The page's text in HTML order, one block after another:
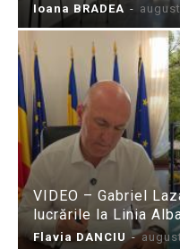
Ioana BRADEA -
VIDEO – Gabriel
lucrările la Linia
Flavia DANCIU -